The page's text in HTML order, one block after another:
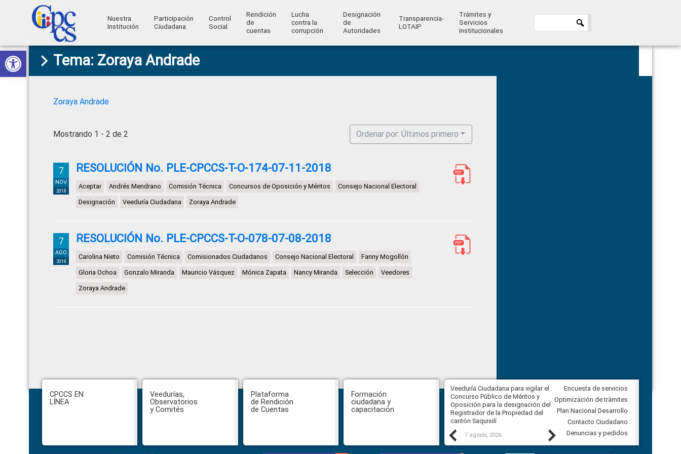
Abrir barra de herramientas
Skip
to
primary
Skip
to
main
Skip
to
primary
Skip
to
footer
Consejo
de
Ciudadana
Control
Construyendo
Poder
Ciudadano
Nuestra
Institución
Participación
Ciudadana
Control
Social
Rendición
de
cuentas
Lucha
contra la
corrupción
Designación
de
Autoridades
Transparencia-
LOTAIP
Trámites y
Servicios
institucionales
Tema: Zoraya Andrade
Zoraya Andrade
Mostrando 1 - 2 de 2 Ordenar por: Últimos primero
7
NOV
2018
RESOLUCIÓN No. PLE-CPCCS-T-O-174-07-11-2018
Aceptar Andrés Mendrano Comisión Técnica Concursos de Oposición y Méritos Consejo Nacional Electoral
Designación Veeduría Ciudadana Zoraya Andrade
7
AGO
2018
RESOLUCIÓN No. PLE-CPCCS-T-O-078-07-08-2018
Carolina Nieto Comisión Técnica Comisionados Ciudadanos Consejo Nacional Electoral Fanny Mogollón
Gloria Ochoa Gonzalo Miranda Mauricio Vásquez Mónica Zapata Nancy Miranda Selección Veedores
Zoraya Andrade
Footer
CPCCS EN
LÍNEA
Veedurías,
Observatorios
y Comités
Plataforma
de Rendición
de Cuentas
Formación
ciudadana y
capacitación
Previous
CPCCS aprueba convocatoria a
Veeduría para designación de la
autoridad de la SOT
Veeduría Ciudadana para vigilar el
Concurso Público de Méritos y
Oposición para la designación del
Registrador de la Propiedad del
cantón Saquisilí
7 agosto, 2026
Veeduría Ciudadana para vigilar la
construcción del asfaltado de
Ballenita del cantón Santa Elena
7 agosto, 2026
Next
Encuesta de servicios
Optimización de trámites
Plan Nacional Desarrollo
Contacto Ciudadano
Denuncias y pedidos